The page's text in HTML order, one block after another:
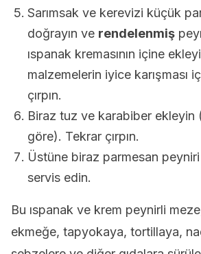
Sarımsak ve kerevizi küçük
doğrayın ve rendelenmiş
ıspanak kremasının içine
malzemelerin iyice karışması
çırpın.
Biraz tuz ve karabiber ekleyin
göre). Tekrar çırpın.
Üstüne biraz parmesan
servis edin.
Bu ıspanak ve krem peynirli
ekmeğe, tapyokaya, tortillaya,